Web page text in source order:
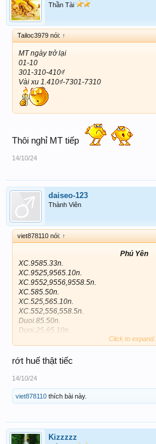
Thần Tài
Tailoc3979 nói: ↑
MT ngày trở lại
01-10
301-310-410₫
Vài xu 1.410₫-7301-7310
Thôi nghỉ MT tiếp
14/10/24
daiseo-123
Thành Viên
viet878110 nói: ↑
Phú Yên
XC.9585.33n.
XC.9525,9565.10n.
XC.9552,9556,9558.5n.
XC.585.50n.
XC.525,565.10n.
XC.552,556,558.5n.
Duoi.85.50n.
Duoi.25,65.10n.
Chúc win!!!
Click to expand...
rớt huế thật tiếc
14/10/24
viet878110 thích bài này.
Kizzzzz